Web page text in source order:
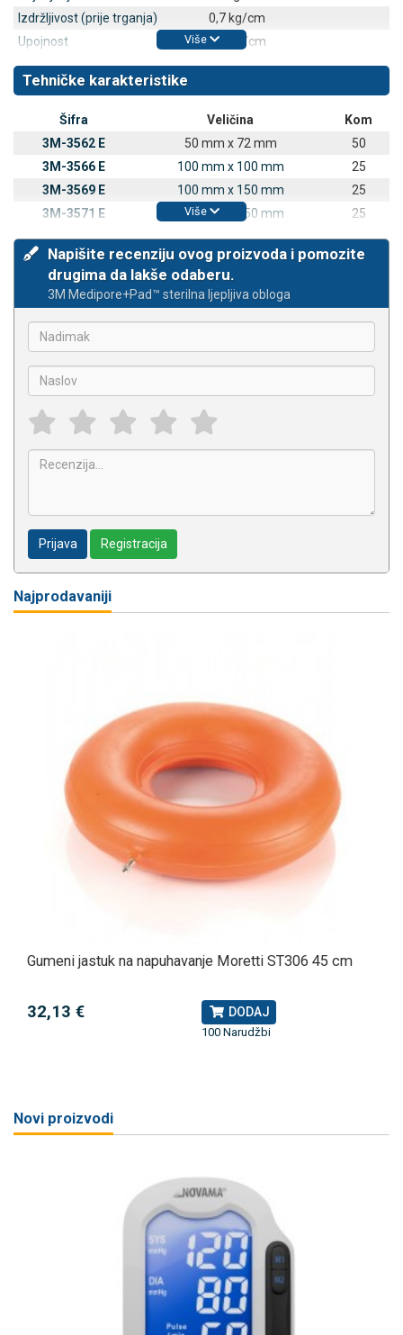
Izdržljivost (prije trganja)
0,7 kg/cm
Upojnost
1,7 ml/cm
Više
Tehničke karakteristike
Šifra Veličina
Kom
3M-3562 E
50 mm x 72 mm
50
3M-3566 E
100 mm x 100 mm
25
3M-3569 E
100 mm x 150 mm
25
3M-3571 E
100 mm x 250 mm 25
Više
Napišite recenziju ovog proizvoda i pomozite
drugima da lakše odaberu.
3M Medipore+Pad™ sterilna ljepljiva obloga
Prijava Registracija
Najprodavaniji
Gumeni jastuk na napuhavanje Moretti ST306 45 cm
32,13 € DODAJ
100 Narudžbi
Novi proizvodi